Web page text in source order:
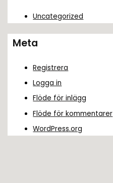
Uncategorized
Meta
Registrera
Logga in
Flöde för inlägg
Flöde för kommentarer
WordPress.org